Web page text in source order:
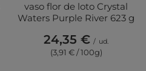
vaso flor de loto Crystal
Waters Purple River 623 g
24,35 € / ud.
(3,91 € / 100g)